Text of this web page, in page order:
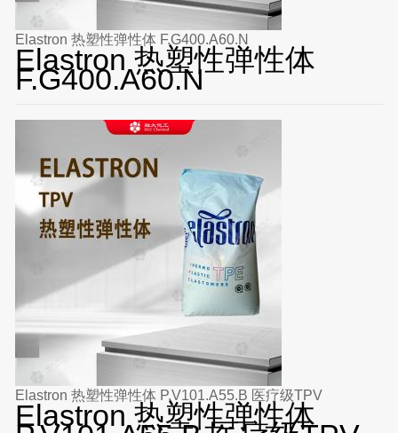
Elastron 热塑性弹性体 F.G400.A60.N
Elastron 热塑性弹性体
F.G400.A60.N
Elastron 热塑性弹性体 P.V101.A55.B 医疗级TPV
Elastron 热塑性弹性体